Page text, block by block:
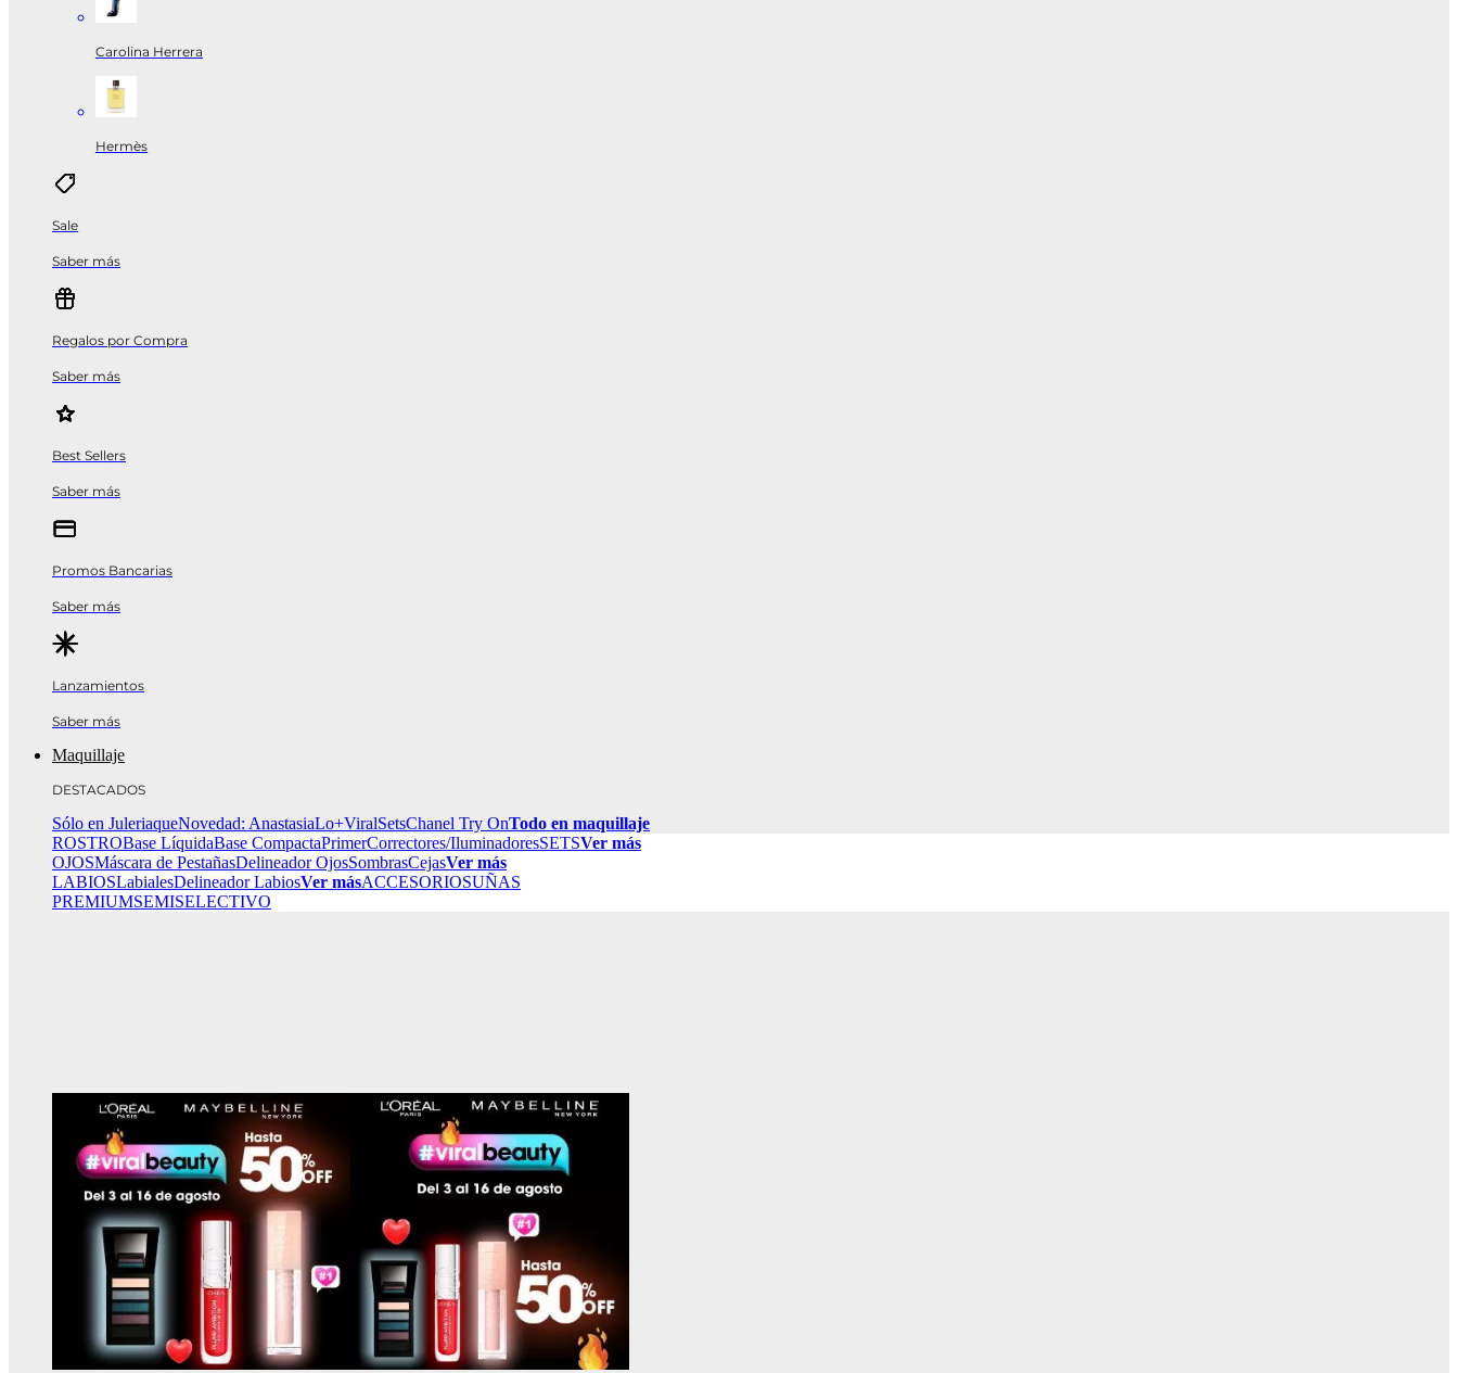
Carolina Herrera
Hermès
Sale
Saber más
Regalos por Compra
Saber más
Best Sellers
Saber más
Promos Bancarias
Saber más
Lanzamientos
Saber más
Maquillaje
DESTACADOS
Sólo en JuleriaqueNovedad: AnastasiaLo+ViralSetsChanel Try OnTodo en maquillaje
ROSTROBase LíquidaBase CompactaPrimerCorrectores/IluminadoresSETSVer más
OJOSMáscara de PestañasDelineador OjosSombrasCejasVer más
LABIOSLabialesDelineador LabiosVer másACCESORIOSUÑAS
PREMIUMSEMISELECTIVO